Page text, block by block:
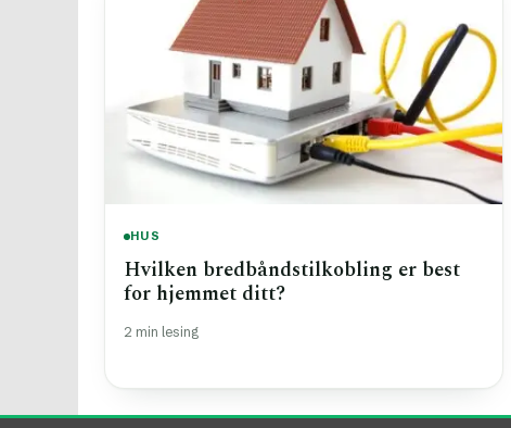
HUS
Hvilken bredbåndstilkobling er best
for hjemmet ditt?
2 min lesing